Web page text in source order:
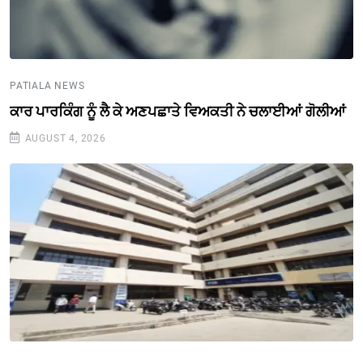
PATIALA NEWS
ਕਾਰ ਪਾਰਕਿੰਗ ਨੂੰ ਲੈ ਕੇ ਅਣਪਛਾਤੇ ਵਿਅਕਤੀ ਨੇ ਚਲਾਈਆਂ ਗੋਲੀਆਂ
AUGUST 4, 2026